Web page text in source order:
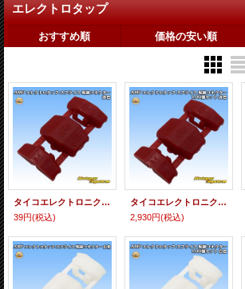
エレクトロタップ
おすすめ順 価格の安い順
タイコエレクトロニクス AMP エレクトロタップ スプライス 配線コネクター 赤色
39円(税込)
タイコエレクトロニクス AMP エレクトロタップ スプライス 配線コネクター 100個セット 赤色
2,930円(税込)